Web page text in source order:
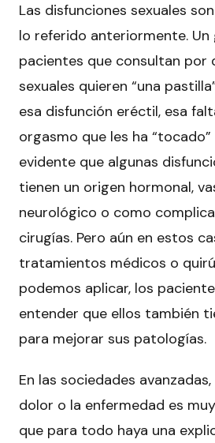
Las disfunciones sexuales
lo referido anteriormente. Un
pacientes que consultan por
sexuales quieren “una
esa disfunción eréctil, esa
orgasmo que les ha “tocado”
evidente que algunas
tienen un origen hormonal,
neurológico o como
cirugías. Pero aún en estos
tratamientos médicos o
podemos aplicar, los
entender que ellos también
para mejorar sus patologías.
En las sociedades
dolor o la enfermedad es
que para todo haya una